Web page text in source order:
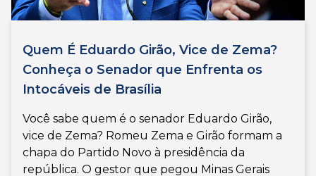
Quem É Eduardo Girão, Vice de Zema?
Conheça o Senador que Enfrenta os
Intocáveis de Brasília
Você sabe quem é o senador Eduardo Girão,
vice de Zema? Romeu Zema e Girão formam a
chapa do Partido Novo à presidência da
república. O gestor que pegou Minas Gerais